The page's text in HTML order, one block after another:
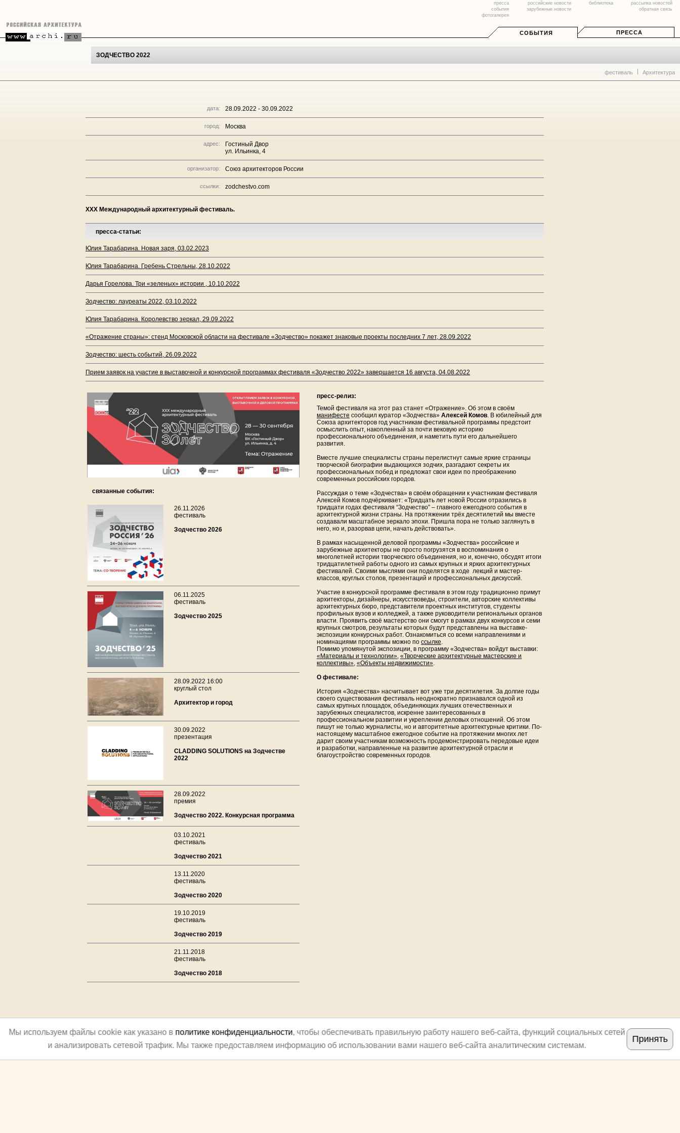
пресса
события
фотогалерея
российские новости
зарубежные новости
библиотека
рассылка новостей
обратная связь
СОБЫТИЯ ПРЕССА
ЗОДЧЕСТВО 2022
фестиваль Архитектура
дата: 28.09.2022 - 30.09.2022
город: Москва
адрес:
Гостиный Двор
ул. Ильинка, 4
организатор: Союз архитекторов России
ссылки: zodchestvo.com
XXX Международный архитектурный фестиваль.
пресса-статьи:
Юлия Тарабарина. Новая заря, 03.02.2023
Юлия Тарабарина. Гребень Стрельны, 28.10.2022
Дарья Горелова. Три «зеленых» истории , 10.10.2022
Зодчество: лауреаты 2022, 03.10.2022
Юлия Тарабарина. Королевство зеркал, 29.09.2022
«Отражение страны»: стенд Московской области на фестивале «Зодчество» покажет знаковые проекты последних 7 лет, 28.09.2022
Зодчество: шесть событий, 26.09.2022
Прием заявок на участие в выставочной и конкурсной программах фестиваля «Зодчество 2022» завершается 16 августа, 04.08.2022
связанные события:
26.11.2026
фестиваль
Зодчество 2026
06.11.2025
фестиваль
Зодчество 2025
28.09.2022 16:00
круглый стол
Архитектор и город
30.09.2022
презентация
CLADDING SOLUTIONS на Зодчестве
2022
28.09.2022
премия
Зодчество 2022. Конкурсная программа
03.10.2021
фестиваль
Зодчество 2021
13.11.2020
фестиваль
Зодчество 2020
19.10.2019
фестиваль
Зодчество 2019
21.11.2018
фестиваль
Зодчество 2018
пресс-релиз:
Темой фестиваля на этот раз станет «Отражение». Об этом в своём
манифесте сообщил куратор «Зодчества» Алексей Комов. В юбилейный для
Союза архитекторов год участникам фестивальной программы предстоит
осмыслить опыт, накопленный за почти вековую историю
профессионального объединения, и наметить пути его дальнейшего
развития.
Вместе лучшие специалисты страны перелистнут самые яркие страницы
творческой биографии выдающихся зодчих, разгадают секреты их
профессиональных побед и предложат свои идеи по преображению
современных российских городов.
Рассуждая о теме «Зодчества» в своём обращении к участникам фестиваля
Алексей Комов подчёркивает: «Тридцать лет новой России отразились в
тридцати годах фестиваля “Зодчество” – главного ежегодного события в
архитектурной жизни страны. На протяжении трёх десятилетий мы вместе
создавали масштабное зеркало эпохи. Пришла пора не только заглянуть в
него, но и, разорвав цепи, начать действовать».
В рамках насыщенной деловой программы «Зодчества» российские и
зарубежные архитекторы не просто погрузятся в воспоминания о
многолетней истории творческого объединения, но и, конечно, обсудят итоги
тридцатилетней работы одного из самых крупных и ярких архитектурных
фестивалей. Своими мыслями они поделятся в ходе лекций и мастер-
классов, круглых столов, презентаций и профессиональных дискуссий.
Участие в конкурсной программе фестиваля в этом году традиционно примут
архитекторы, дизайнеры, искусствоведы, строители, авторские коллективы
архитектурных бюро, представители проектных институтов, студенты
профильных вузов и колледжей, а также руководители региональных органов
власти. Проявить своё мастерство они смогут в рамках двух конкурсов и семи
крупных смотров, результаты которых будут представлены на выставке-
экспозиции конкурсных работ. Ознакомиться со всеми направлениями и
номинациями программы можно по ссылке.
Помимо упомянутой экспозиции, в программу «Зодчества» войдут выставки:
«Материалы и технологии», «Творческие архитектурные мастерские и
коллективы», «Объекты недвижимости».
О фестивале:
История «Зодчества» насчитывает вот уже три десятилетия. За долгие годы
своего существования фестиваль неоднократно признавался одной из
самых крупных площадок, объединяющих лучших отечественных и
зарубежных специалистов, искренне заинтересованных в
профессиональном развитии и укреплении деловых отношений. Об этом
пишут не только журналисты, но и авторитетные архитектурные критики. По-
настоящему масштабное ежегодное событие на протяжении многих лет
дарит своим участникам возможность продемонстрировать передовые идеи
и разработки, направленные на развитие архитектурной отрасли и
благоустройство современных городов.
Мы используем файлы cookie как указано в политике конфиденциальности, чтобы обеспечивать правильную работу нашего веб-сайта, функций социальных сетей
и анализировать сетевой трафик. Мы также предоставляем информацию об использовании вами нашего веб-сайта аналитическим системам.
Принять